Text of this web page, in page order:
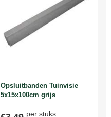
Opsluitbanden Tuinvisie
5x15x100cm grijs
per stuks